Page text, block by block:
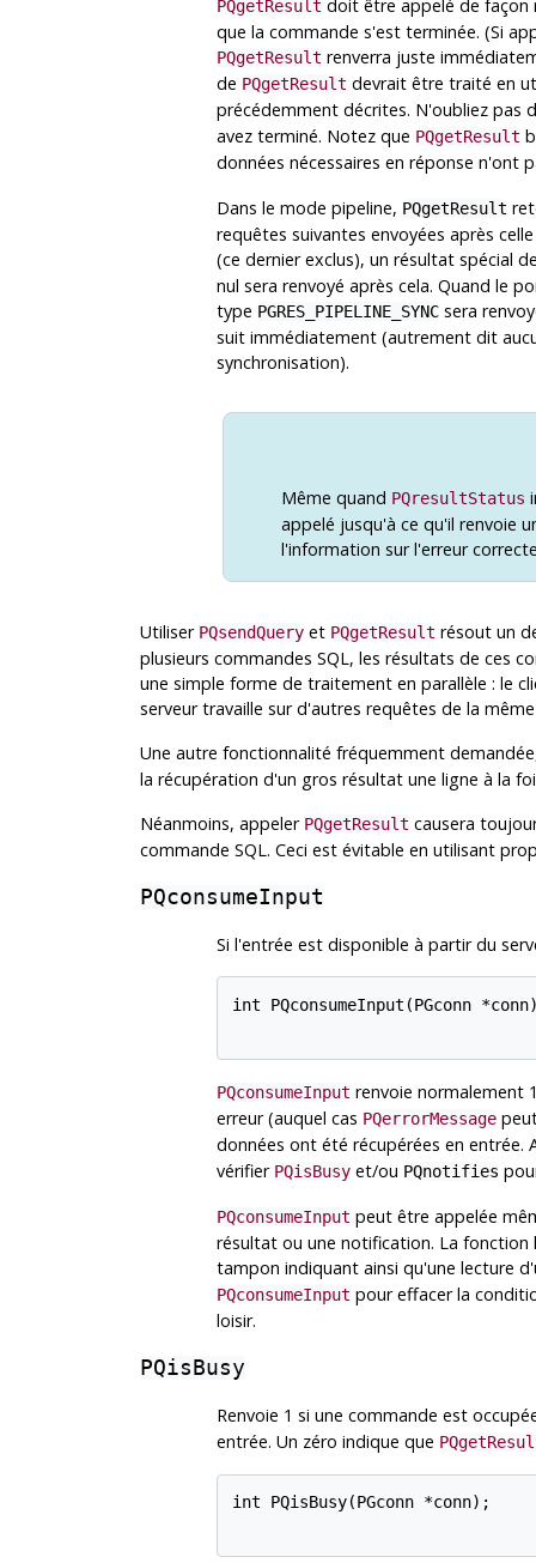
PQgetResult doit être appelé de façon
que la commande s'est terminée. (Si
PQgetResult renverra juste
de PQgetResult devrait être traité en
précédemment décrites. N'oubliez pas
avez terminé. Notez que PQgetResult
données nécessaires en réponse n'ont
Dans le mode pipeline, PQgetResult
requêtes suivantes envoyées après
(ce dernier exclus), un résultat spécial
nul sera renvoyé après cela. Quand le
type PGRES_PIPELINE_SYNCsera
suit immédiatement (autrement dit
synchronisation).
Même quand PQresultStatus
appelé jusqu'à ce qu'il renvoie
l'information sur l'erreur
Utiliser PQsendQueryet PQgetResult résout un
plusieurs commandes SQL, les résultats de ces
une simple forme de traitement en parallèle : le
serveur travaille sur d'autres requêtes de la
Une autre fonctionnalité fréquemment
la récupération d'un gros résultat une ligne à la
Néanmoins, appeler PQgetResult causera
commande SQL. Ceci est évitable en utilisant
PQconsumeInput
Si l'entrée est disponible à partir du
int PQconsumeInput(PGconn
PQconsumeInput renvoie normalement
erreur (auquel cas PQerrorMessagepeut
données ont été récupérées en entrée.
vérifier PQisBusyet/ou PQnotifies
PQconsumeInput peut être appelée
résultat ou une notification. La fonction
tampon indiquant ainsi qu'une lecture
PQconsumeInput pour effacer la
loisir.
PQisBusy
Renvoie 1 si une commande est
entrée. Un zéro indique que
int PQisBusy(PGconn *conn);